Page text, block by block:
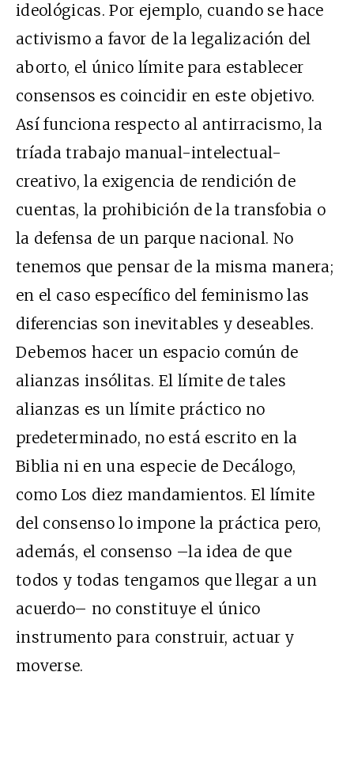
ideológicas. Por ejemplo, cuando se hace
activismo a favor de la legalización del
aborto, el único límite para establecer
consensos es coincidir en este objetivo.
Así funciona respecto al antirracismo, la
tríada trabajo manual-intelectual-
creativo, la exigencia de rendición de
cuentas, la prohibición de la transfobia o
la defensa de un parque nacional. No
tenemos que pensar de la misma manera;
en el caso específico del feminismo las
diferencias son inevitables y deseables.
Debemos hacer un espacio común de
alianzas insólitas. El límite de tales
alianzas es un límite práctico no
predeterminado, no está escrito en la
Biblia ni en una especie de Decálogo,
como Los diez mandamientos. El límite
del consenso lo impone la práctica pero,
además, el consenso –la idea de que
todos y todas tengamos que llegar a un
acuerdo– no constituye el único
instrumento para construir, actuar y
moverse.